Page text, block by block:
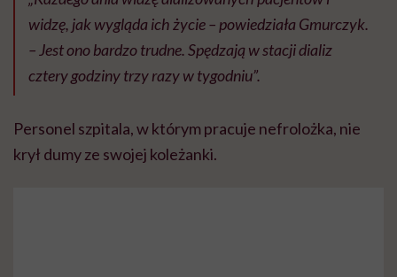
widzę, jak wygląda ich życie – powiedziała Gmurczyk.
– Jest ono bardzo trudne. Spędzają w stacji dializ
cztery godziny trzy razy w tygodniu”.
Personel szpitala, w którym pracuje nefrolożka, nie
krył dumy ze swojej koleżanki.